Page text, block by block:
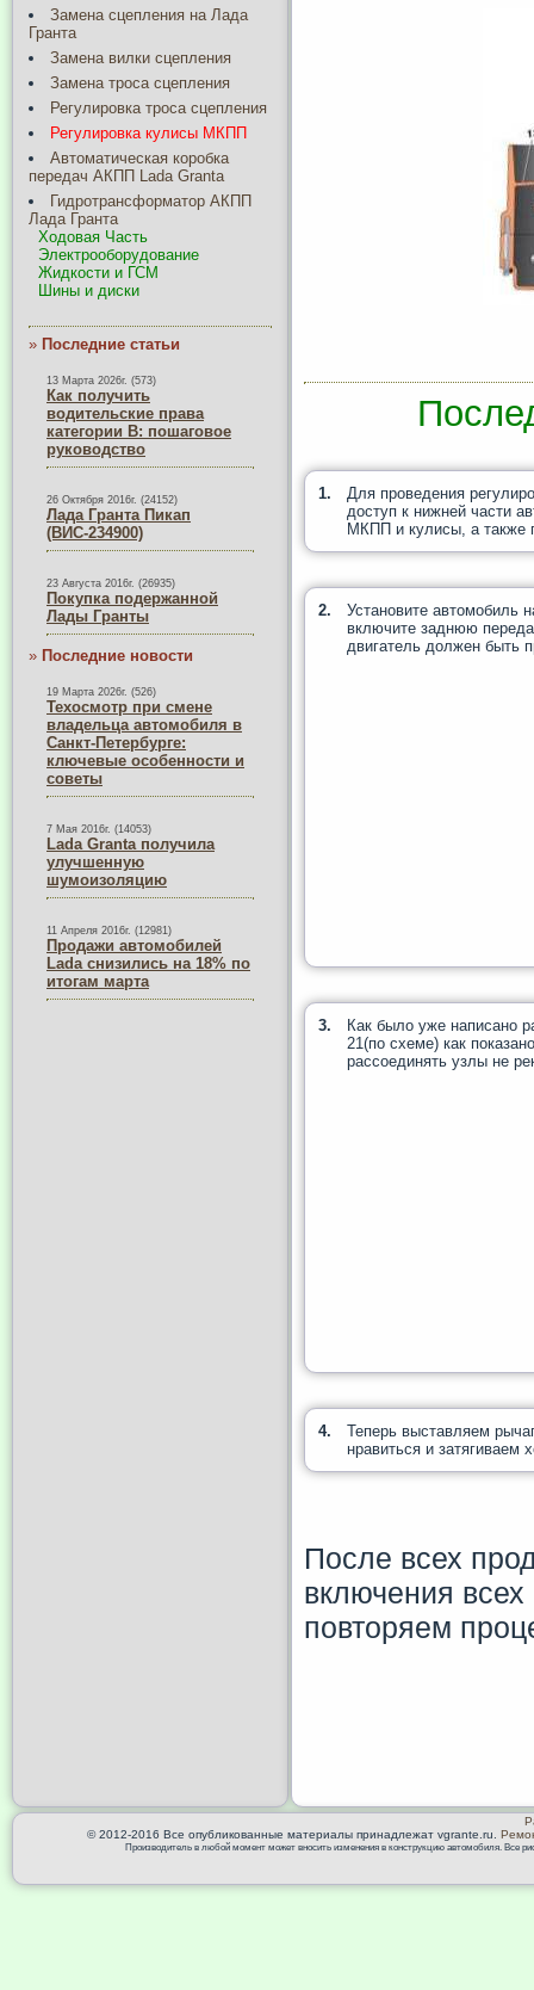
Замена сцепления на Лада
Гранта
Замена вилки сцепления
Замена троса сцепления
Регулировка троса сцепления
Регулировка кулисы МКПП
Автоматическая коробка
передач АКПП Lada Granta
Гидротрансформатор АКПП
Лада Гранта
Ходовая Часть
Электрооборудование
Жидкости и ГСМ
Шины и диски
» Последние статьи
13 Марта 2026г. (573)
Как получить
водительские права
категории B: пошаговое
руководство
26 Октября 2016г. (24152)
Лада Гранта Пикап
(ВИС-234900)
23 Августа 2016г. (26935)
Покупка подержанной
Лады Гранты
» Последние новости
19 Марта 2026г. (526)
Техосмотр при смене
владельца автомобиля в
Санкт-Петербурге:
ключевые особенности и
советы
7 Мая 2016г. (14053)
Lada Granta получила
улучшенную
шумоизоляцию
11 Апреля 2016г. (12981)
Продажи автомобилей
Lada снизились на 18% по
итогам марта
1.
Для проведения
доступ к нижней части
МКПП и кулисы, а также
2.
Установите автомобиль
включите заднюю
двигатель должен быть
3.
Как было уже написано
21(по схеме) как
рассоединять узлы не
4.
Теперь выставляем
нравиться и затягиваем
После всех
включения
повторяем
© 2012-2016 Все опубликованные материалы принадлежат vgrante.ru.
Производитель в любой момент может вносить изменения в конструкцию автомобиля. Все